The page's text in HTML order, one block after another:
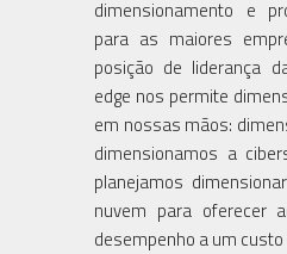
dimensionamento e
para as maiores
posição de liderança
edge nos permite
em nossas mãos:
dimensionamos a
planejamos
nuvem para oferecer
desempenho a um custo